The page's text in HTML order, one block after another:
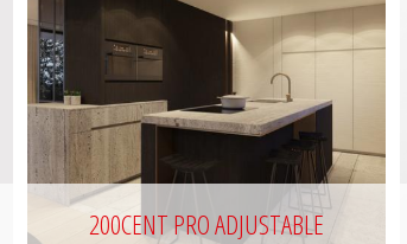
200CENT PRO ADJUSTABLE